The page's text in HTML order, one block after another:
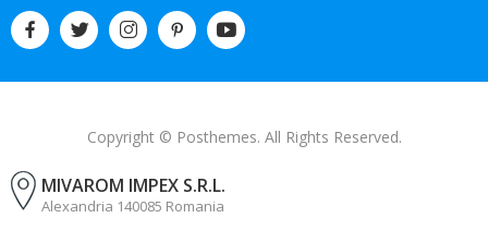
Copyright © Posthemes. All Rights Reserved.
MIVAROM IMPEX S.R.L.
Alexandria 140085 Romania